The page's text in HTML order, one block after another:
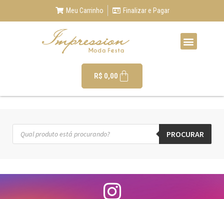
Meu Carrinho Finalizar e Pagar
R$ 0,00
PROCURAR